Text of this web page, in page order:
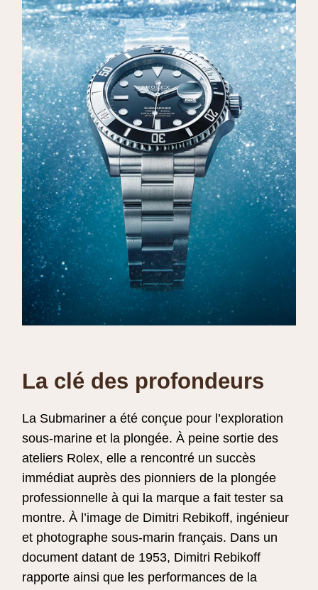
La clé des profondeurs
La Submariner a été conçue pour l’exploration
sous‑marine et la plongée. À peine sortie des
ateliers Rolex, elle a rencontré un succès
immédiat auprès des pionniers de la plongée
professionnelle à qui la marque a fait tester sa
montre. À l’image de Dimitri Rebikoff, ingénieur
et photographe sous-marin français. Dans un
document datant de 1953, Dimitri Rebikoff
rapporte ainsi que les performances de la